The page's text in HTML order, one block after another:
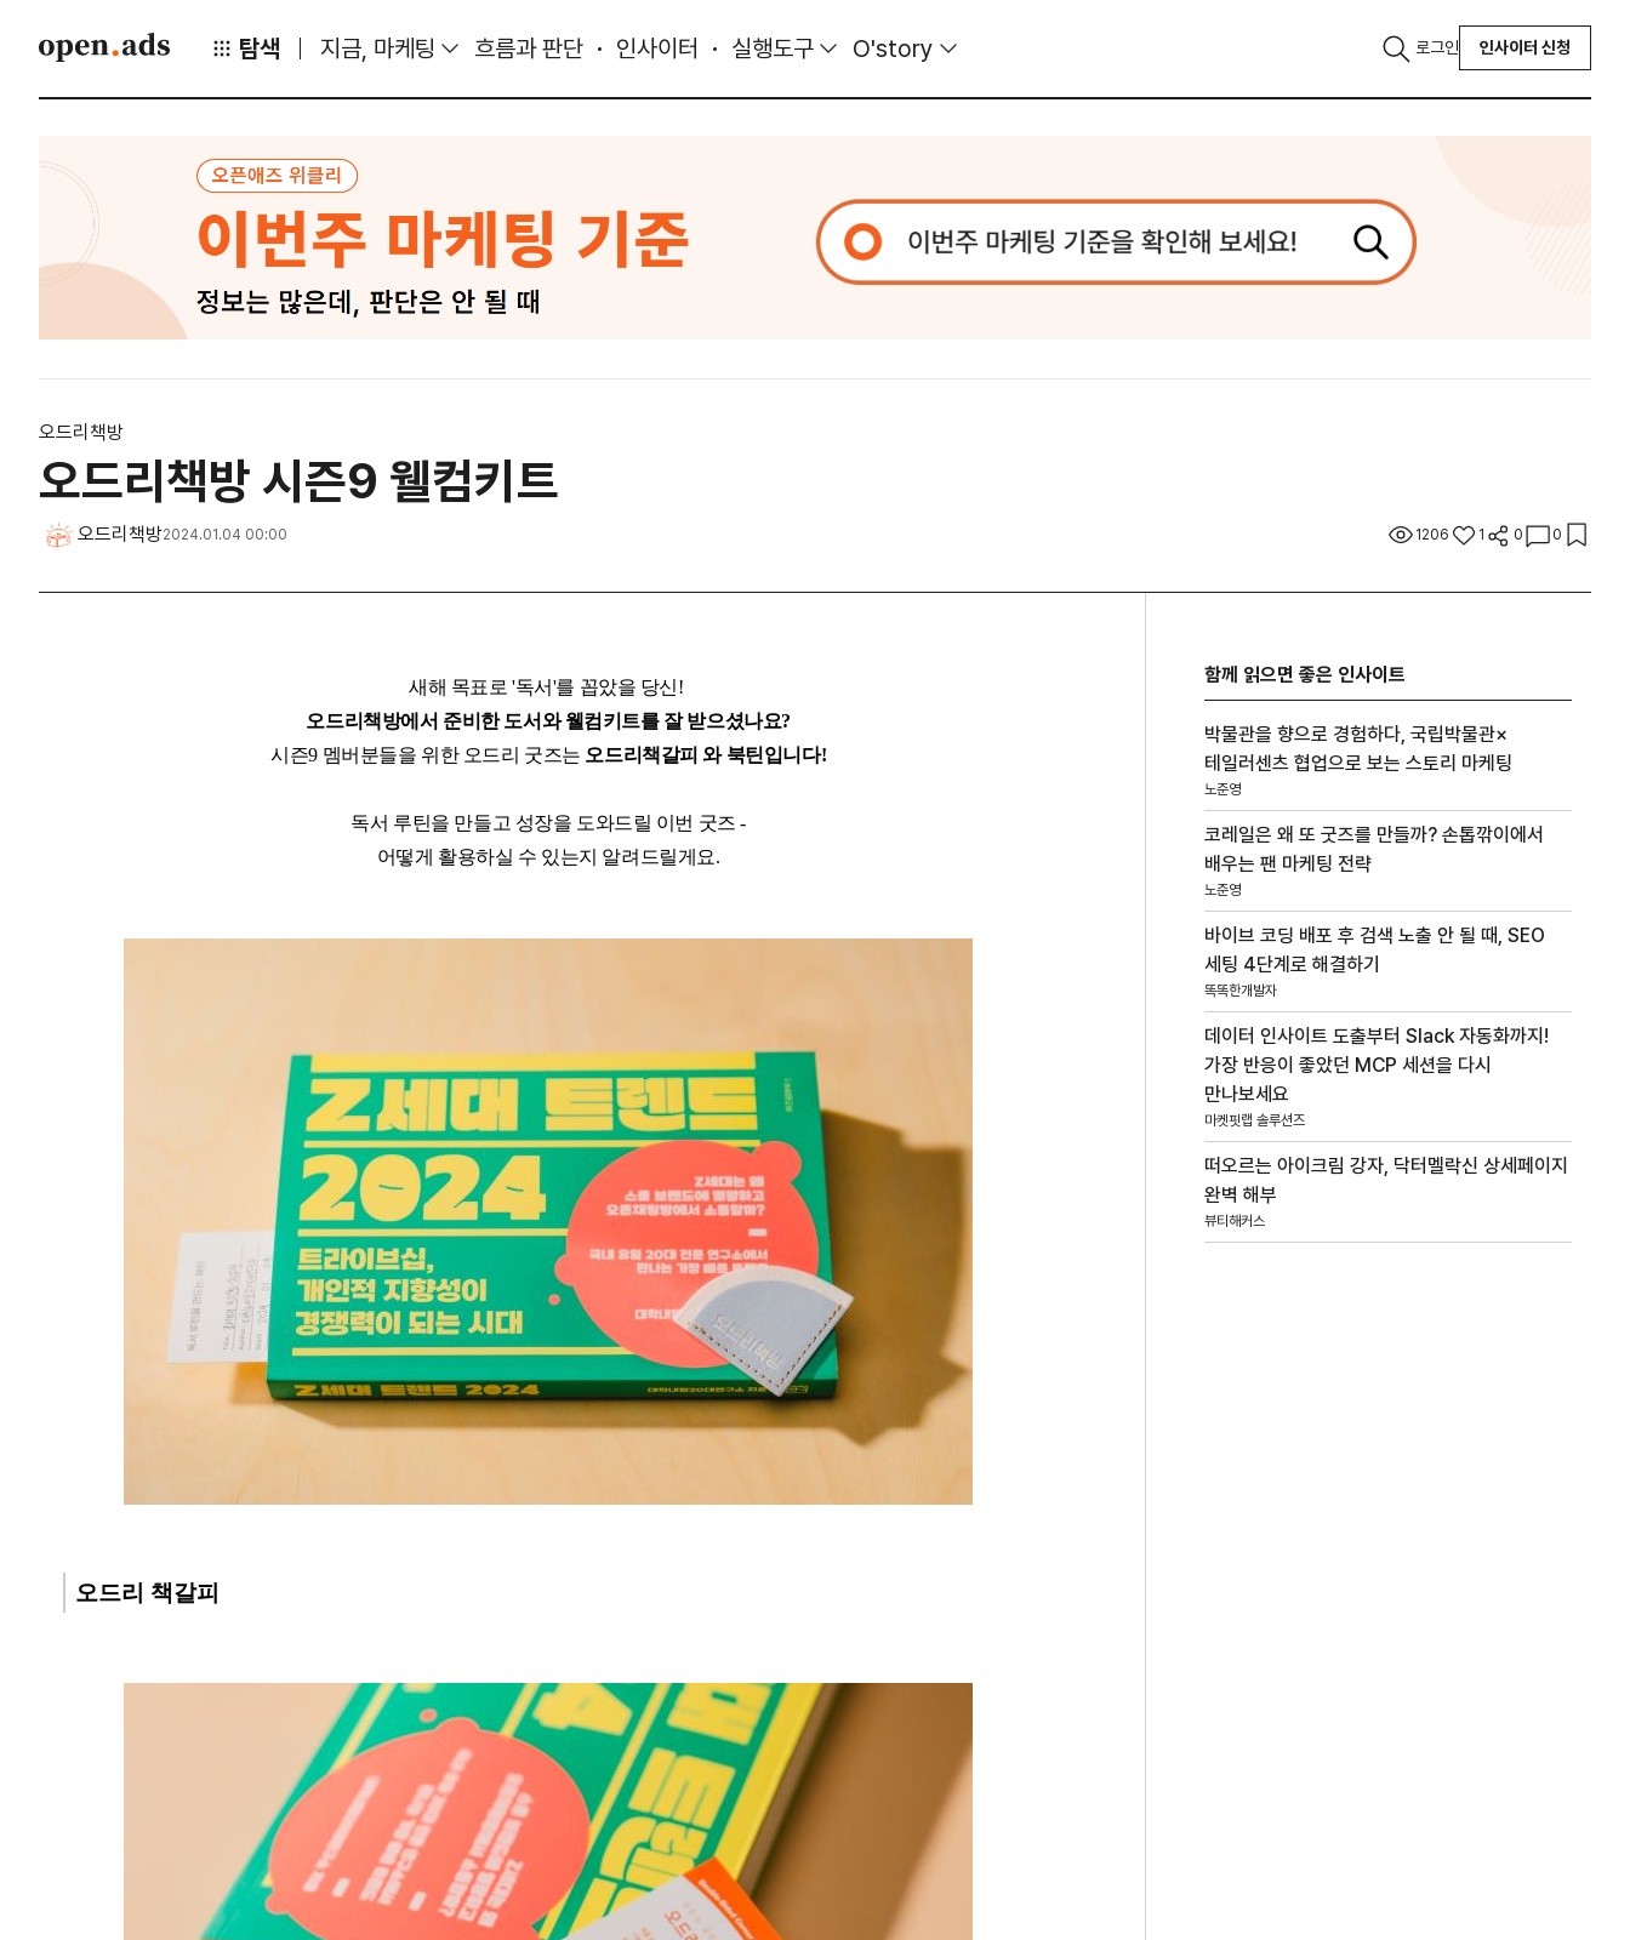
탐색 지금, 마케팅 흐름과 판단 인사이터 실행도구 O'story 로그인 인사이터 신청
오드리책방
오드리책방 시즌9 웰컴키트
오드리책방2024.01.04 00:00 1206 1 0 0
새해 목표로 '독서'를 꼽았을 당신!
오드리책방에서 준비한 도서와 웰컴키트를 잘 받으셨나요?
시즌9 멤버분들을 위한 오드리 굿즈는 오드리책갈피 와 북틴입니다!
독서 루틴을 만들고 성장을 도와드릴 이번 굿즈 -
어떻게 활용하실 수 있는지 알려드릴게요.
오드리 책갈피
함께 읽으면 좋은 인사이트
박물관을 향으로 경험하다, 국립박물관×
테일러센츠 협업으로 보는 스토리 마케팅
노준영
코레일은 왜 또 굿즈를 만들까? 손톱깎이에서
배우는 팬 마케팅 전략
노준영
바이브 코딩 배포 후 검색 노출 안 될 때, SEO
세팅 4단계로 해결하기
똑똑한개발자
데이터 인사이트 도출부터 Slack 자동화까지!
가장 반응이 좋았던 MCP 세션을 다시
만나보세요
마켓핏랩 솔루션즈
떠오르는 아이크림 강자, 닥터멜락신 상세페이지
완벽 해부
뷰티해커스